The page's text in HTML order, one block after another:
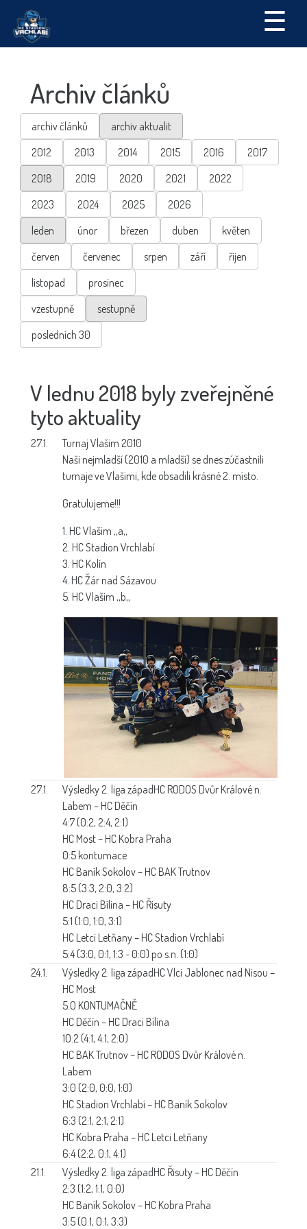
☰
Archiv článků
archiv článků
archiv aktualit
2012
2013 2014 2015 2016
2017
2018
2019 2020 2021
2022
2023
2024 2025
2026
leden
únor březen duben
květen
červen
červenec srpen září
říjen
listopad
prosinec
vzestupně
sestupně
posledních 30
V lednu 2018 byly zveřejněné
tyto aktuality
27.1.
Turnaj Vlašim 2010
Naši nejmladší (2010 a mladší) se dnes zúčastnili
turnaje ve Vlašimi, kde obsadili krásné 2. místo.
Gratulujeme!!!
1. HC Vlašim ,,a,,
2. HC Stadion Vrchlabí
3. HC Kolín
4. HC Žár nad Sázavou
5. HC Vlašim ,,b,,
27.1. Výsledky 2. liga západHC RODOS Dvůr Králové n.
Labem – HC Děčín
4:7 (0:2, 2:4, 2:1)
HC Most – HC Kobra Praha
0:5 kontumace
HC Baník Sokolov – HC BAK Trutnov
8:5 (3:3, 2:0, 3:2)
HC Draci Bílina – HC Řisuty
5:1 (1:0, 1:0, 3:1)
HC Letci Letňany – HC Stadion Vrchlabí
5:4 (3:0, 0:1, 1:3 - 0:0) po s.n. (1:0)
24.1.
Výsledky 2. liga západHC Vlci Jablonec nad Nisou –
HC Most
5:0 KONTUMAČNĚ
HC Děčín – HC Draci Bílina
10:2 (4:1, 4:1, 2:0)
HC BAK Trutnov – HC RODOS Dvůr Králové n.
Labem
3:0 (2:0, 0:0, 1:0)
HC Stadion Vrchlabí – HC Baník Sokolov
6:3 (2:1, 2:1, 2:1)
HC Kobra Praha – HC Letci Letňany
6:4 (2:2, 0:1, 4:1)
21.1.
Výsledky 2. liga západHC Řisuty – HC Děčín
2:3 (1:2, 1:1, 0:0)
HC Baník Sokolov – HC Kobra Praha
3:5 (0:1, 0:1, 3:3)